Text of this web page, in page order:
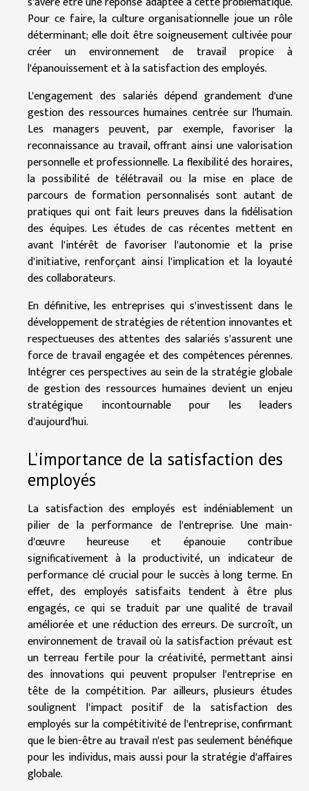
Pour ce faire, la culture organisationnelle joue un rôle
déterminant; elle doit être soigneusement cultivée pour
créer un environnement de travail propice à
l'épanouissement et à la satisfaction des employés.
L'engagement des salariés dépend grandement d'une
gestion des ressources humaines centrée sur l'humain.
Les managers peuvent, par exemple, favoriser la
reconnaissance au travail, offrant ainsi une valorisation
personnelle et professionnelle. La flexibilité des horaires,
la possibilité de télétravail ou la mise en place de
parcours de formation personnalisés sont autant de
pratiques qui ont fait leurs preuves dans la fidélisation
des équipes. Les études de cas récentes mettent en
avant l'intérêt de favoriser l'autonomie et la prise
d'initiative, renforçant ainsi l'implication et la loyauté
des collaborateurs.
En définitive, les entreprises qui s'investissent dans le
développement de stratégies de rétention innovantes et
respectueuses des attentes des salariés s'assurent une
force de travail engagée et des compétences pérennes.
Intégrer ces perspectives au sein de la stratégie globale
de gestion des ressources humaines devient un enjeu
stratégique incontournable pour les leaders
d'aujourd'hui.
L'importance de la satisfaction des
employés
La satisfaction des employés est indéniablement un
pilier de la performance de l'entreprise. Une main-
d'œuvre heureuse et épanouie contribue
significativement à la productivité, un indicateur de
performance clé crucial pour le succès à long terme. En
effet, des employés satisfaits tendent à être plus
engagés, ce qui se traduit par une qualité de travail
améliorée et une réduction des erreurs. De surcroît, un
environnement de travail où la satisfaction prévaut est
un terreau fertile pour la créativité, permettant ainsi
des innovations qui peuvent propulser l'entreprise en
tête de la compétition. Par ailleurs, plusieurs études
soulignent l'impact positif de la satisfaction des
employés sur la compétitivité de l'entreprise, confirmant
que le bien-être au travail n'est pas seulement bénéfique
pour les individus, mais aussi pour la stratégie d'affaires
globale.